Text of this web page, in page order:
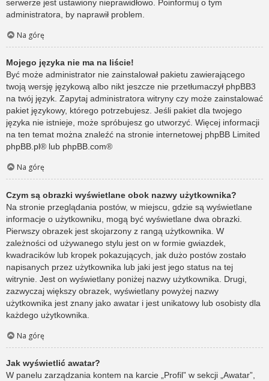
serwerze jest ustawiony nieprawidłowo. Poinformuj o tym
administratora, by naprawił problem.
Na górę
Mojego języka nie ma na liście!
Być może administrator nie zainstalował pakietu zawierającego
twoją wersję językową albo nikt jeszcze nie przetłumaczył phpBB3
na twój język. Zapytaj administratora witryny czy może zainstalować
pakiet językowy, którego potrzebujesz. Jeśli pakiet dla twojego
języka nie istnieje, może spróbujesz go utworzyć. Więcej informacji
na ten temat można znaleźć na stronie internetowej phpBB Limited
phpBB.pl® lub phpBB.com®
Na górę
Czym są obrazki wyświetlane obok nazwy użytkownika?
Na stronie przeglądania postów, w miejscu, gdzie są wyświetlane
informacje o użytkowniku, mogą być wyświetlane dwa obrazki.
Pierwszy obrazek jest skojarzony z rangą użytkownika. W
zależności od używanego stylu jest on w formie gwiazdek,
kwadracików lub kropek pokazujących, jak dużo postów zostało
napisanych przez użytkownika lub jaki jest jego status na tej
witrynie. Jest on wyświetlany poniżej nazwy użytkownika. Drugi,
zazwyczaj większy obrazek, wyświetlany powyżej nazwy
użytkownika jest znany jako awatar i jest unikatowy lub osobisty dla
każdego użytkownika.
Na górę
Jak wyświetlić awatar?
W panelu zarządzania kontem na karcie „Profil” w sekcji „Awatar”,